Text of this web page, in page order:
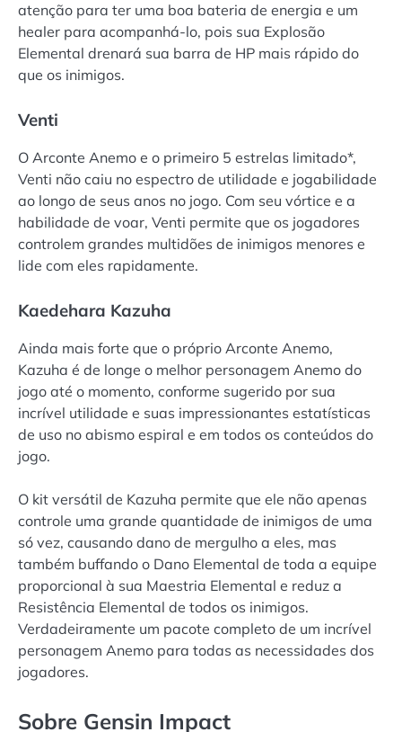
atenção para ter uma boa bateria de energia e um
healer para acompanhá-lo, pois sua Explosão
Elemental drenará sua barra de HP mais rápido do
que os inimigos.
Venti
O Arconte Anemo e o primeiro 5 estrelas limitado*,
Venti não caiu no espectro de utilidade e jogabilidade
ao longo de seus anos no jogo. Com seu vórtice e a
habilidade de voar, Venti permite que os jogadores
controlem grandes multidões de inimigos menores e
lide com eles rapidamente.
Kaedehara Kazuha
Ainda mais forte que o próprio Arconte Anemo,
Kazuha é de longe o melhor personagem Anemo do
jogo até o momento, conforme sugerido por sua
incrível utilidade e suas impressionantes estatísticas
de uso no abismo espiral e em todos os conteúdos do
jogo.
O kit versátil de Kazuha permite que ele não apenas
controle uma grande quantidade de inimigos de uma
só vez, causando dano de mergulho a eles, mas
também buffando o Dano Elemental de toda a equipe
proporcional à sua Maestria Elemental e reduz a
Resistência Elemental de todos os inimigos.
Verdadeiramente um pacote completo de um incrível
personagem Anemo para todas as necessidades dos
jogadores.
Sobre Gensin Impact